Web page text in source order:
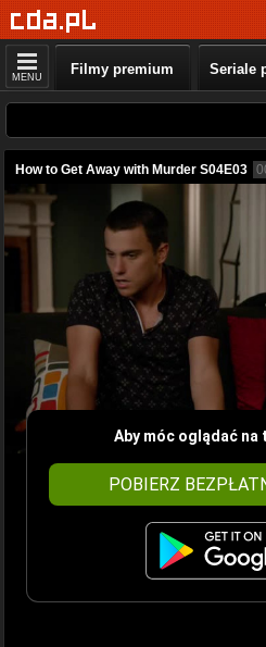
MENU Filmy premium Seriale
How to Get Away with Murder S04E03
Aby móc oglądać na
POBIERZ